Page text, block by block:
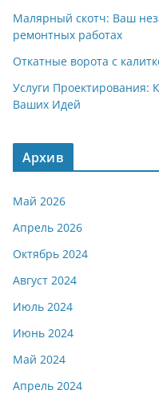
Малярный скотч: Ваш
ремонтных работах
Откатные ворота с
Услуги Проектирования:
Ваших Идей
Архив
Май 2026
Апрель 2026
Октябрь 2024
Август 2024
Июль 2024
Июнь 2024
Май 2024
Апрель 2024